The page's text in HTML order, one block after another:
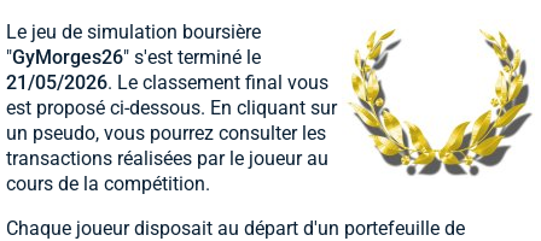
Le jeu de simulation boursière
"GyMorges26" s'est terminé le
21/05/2026. Le classement final vous
est proposé ci-dessous. En cliquant sur
un pseudo, vous pourrez consulter les
transactions réalisées par le joueur au
cours de la compétition.
Chaque joueur disposait au départ d'un portefeuille de